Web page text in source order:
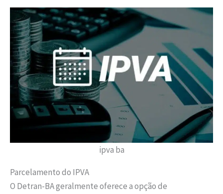
ipva ba
Parcelamento do IPVA
O Detran-BA geralmente oferece a opção de